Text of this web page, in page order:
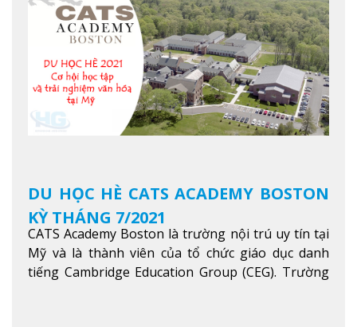
trong khu vực các nước ASEAN và Châu Á.Xem
thêm
DU HỌC HÈ CATS ACADEMY BOSTON
KỲ THÁNG 7/2021
CATS Academy Boston là trường nội trú uy tín tại
Mỹ và là thành viên của tổ chức giáo dục danh
tiếng Cambridge Education Group (CEG). Trường